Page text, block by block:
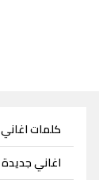
كلمات اغاني
اغاني جديدة 2026